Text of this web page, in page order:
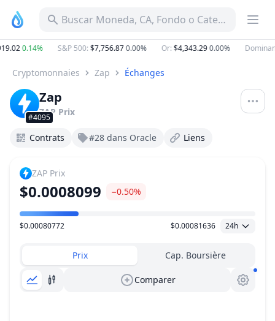
Buscar Moneda, CA, Fondo o Categoría
0.14% S&P 500:$7,756.870.00% Or:$4,343.290.00%
Cryptomonnaies Zap Échanges
#4095
Zap
ZAP Prix
Contrats #28 dans Oracle Liens
ZAP Prix
$0.0008099 −0.50%
Plage de prix
$0.00080772 $0.00081636 24h
Prix Cap. Boursière
Comparer